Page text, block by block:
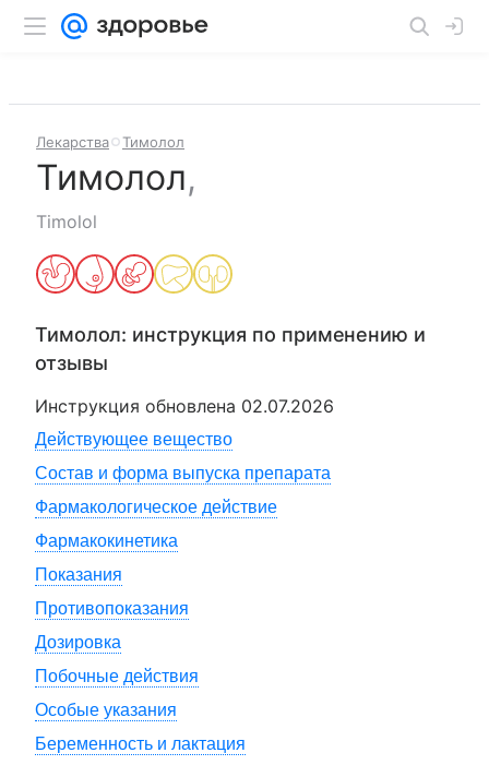
Лекарства Тимолол
Тимолол,
Timolol
Тимолол: инструкция по применению и
отзывы
Инструкция обновлена 02.07.2026
Действующее вещество
Состав и форма выпуска препарата
Фармакологическое действие
Фармакокинетика
Показания
Противопоказания
Дозировка
Побочные действия
Особые указания
Беременность и лактация